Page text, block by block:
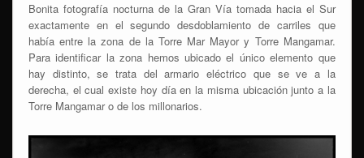
Bonita fotografía nocturna de la Gran Vía tomada hacia el Sur
exactamente en el segundo desdoblamiento de carriles que
había entre la zona de la Torre Mar Mayor y Torre Mangamar.
Para identificar la zona hemos ubicado el único elemento que
hay distinto, se trata del armario eléctrico que se ve a la
derecha, el cual existe hoy día en la misma ubicación junto a la
Torre Mangamar o de los millonarios.